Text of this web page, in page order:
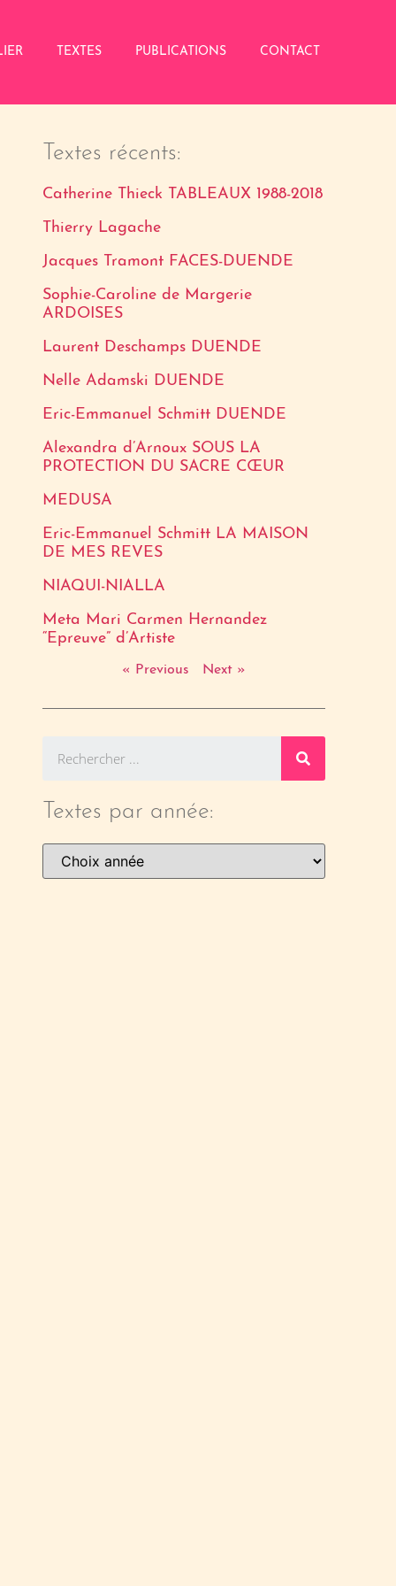
TEXTES PUBLICATIONS CONTACT
Textes récents:
Catherine Thieck TABLEAUX 1988-2018
Thierry Lagache
Jacques Tramont FACES-DUENDE
Sophie-Caroline de Margerie
ARDOISES
Laurent Deschamps DUENDE
Nelle Adamski DUENDE
Eric-Emmanuel Schmitt DUENDE
Alexandra d’Arnoux SOUS LA
PROTECTION DU SACRE CŒUR
MEDUSA
Eric-Emmanuel Schmitt LA MAISON
DE MES REVES
NIAQUI-NIALLA
Meta Mari Carmen Hernandez
“Epreuve” d’Artiste
« Previous Next »
Textes par année: